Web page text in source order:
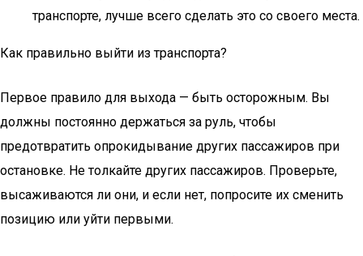
транспорте, лучше всего сделать это со своего места.
Как правильно выйти из транспорта?
Первое правило для выхода — быть осторожным. Вы
должны постоянно держаться за руль, чтобы
предотвратить опрокидывание других пассажиров при
остановке. Не толкайте других пассажиров. Проверьте,
высаживаются ли они, и если нет, попросите их сменить
позицию или уйти первыми.